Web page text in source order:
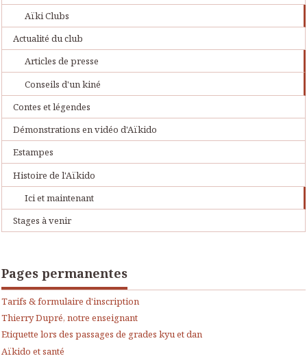
Aïki Clubs
Actualité du club
Articles de presse
Conseils d'un kiné
Contes et légendes
Démonstrations en vidéo d'Aïkido
Estampes
Histoire de l'Aïkido
Ici et maintenant
Stages à venir
Pages permanentes
Tarifs & formulaire d'inscription
Thierry Dupré, notre enseignant
Etiquette lors des passages de grades kyu et dan
Aïkido et santé